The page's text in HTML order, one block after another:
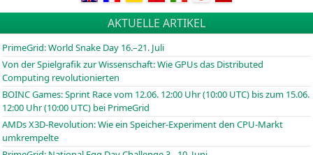
AKTUELLE ARTIKEL
PrimeGrid: World Snake Day 16.–21. Juli
Von der Spielgrafik zur Wissenschaft: Wie GPUs das Distributed
Computing revolutionierten
BOINCGames: Sprint Race vom 12.06. 12:00 Uhr (10:00 UTC) bis zum 15.06.
12:00 Uhr (10:00 UTC) bei PrimeGrid
AMDs X3D-Revolution: Wie ein Speicher-Experiment den CPU-Markt
umkrempelte